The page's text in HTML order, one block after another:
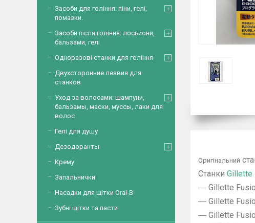
Оригінальний
Станки Gillette
― Gillette
― Gillette
― Gillette
Засоби для гоління: піни, гелі,
помазки.
Засоби після гоління: лосьйони,
бальзами, гелі
Одноразові станки для гоління
Двухсторонние лезвия для
станков
Уход за волосами: шампуни,
бальзамы, маски, муссы, лаки для
волос
Гелі для душу
Дезодоранты
Крему
Запальнички
Насадки для щітки Oral-B
Зубні щітки та пасти